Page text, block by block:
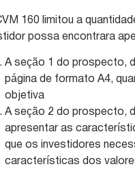
160 limitou a
possa encontrara
A seção 1 do prospecto,
página de formato A4,
objetiva
A seção 2 do prospecto,
apresentar as
que os investidores
características dos